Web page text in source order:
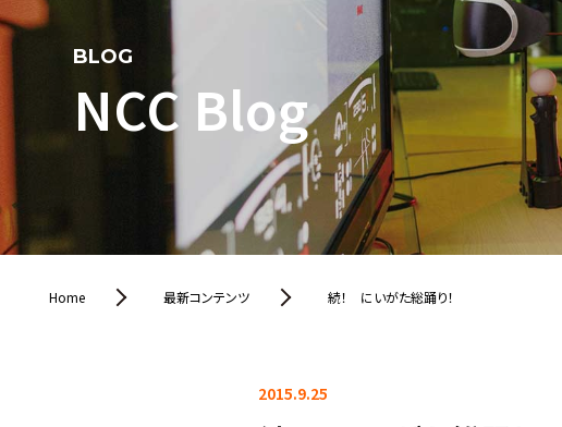
BLOG
NCC Blog
Home 最新コンテンツ 続！ にいがた総踊り！
2015.9.25